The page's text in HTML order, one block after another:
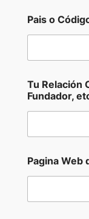
n
d
d
s
c
r
i
c
ó
Pais o
Tu Relación
Fundador,
Pagina Web